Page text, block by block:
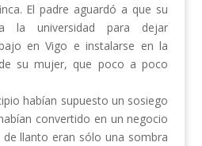
El padre aguardó a que su
la universidad para dejar
en Vigo e instalarse en la
su mujer, que poco a poco
habían supuesto un sosiego
convertido en un negocio
llanto eran sólo una sombra